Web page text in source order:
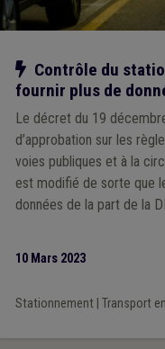
Notre action
Contrôle du
fournir plus de
Le décret du 19
d’approbation sur les
voies publiques et à la
est modifié de sorte que
données de la part de la
10 Mars 2023
Stationnement| Transport